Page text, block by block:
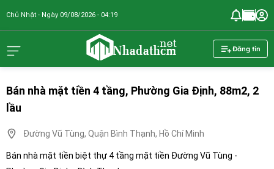
Chủ Nhật - Ngày 09/08/2026 - 04:19
Đăng tin
Bán nhà mặt tiền 4 tầng, Phường Gia Định, 88m2, 2
lầu
Đường Vũ Tùng, Quận Bình Thạnh, Hồ Chí Minh
Bán nhà mặt tiền biệt thự 4 tầng mặt tiền Đường Vũ Tùng -